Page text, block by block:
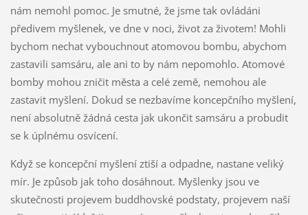
nám nemohl pomoc. Je smutné, že jsme tak ovládáni
předivem myšlenek, ve dne v noci, život za životem! Mohli
bychom nechat vybouchnout atomovou bombu, abychom
zastavili samsáru, ale ani to by nám nepomohlo. Atomové
bomby mohou zničit města a celé země, nemohou ale
zastavit myšlení. Dokud se nezbavíme koncepčního myšlení,
není absolutně žádná cesta jak ukončit samsáru a probudit
se k úplnému osvícení.
Když se koncepční myšlení ztiší a odpadne, nastane veliký
mír. Je způsob jak toho dosáhnout. Myšlenky jsou ve
skutečnosti projevem buddhovské podstaty, projevem naší